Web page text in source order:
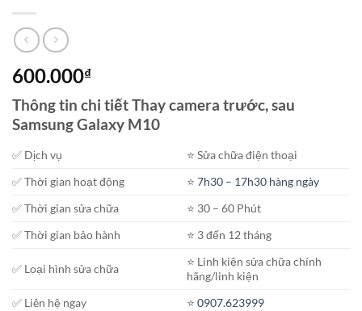
600.000₫
Thông tin chi tiết Thay camera trước, sau
Samsung Galaxy M10
✅ Dịch vụ
⭐️ Sửa chữa điện thoại
✅ Thời gian hoạt động
⭐️7h30 – 17h30 hàng ngày
✅ Thời gian sửa chữa
⭐️ 30 – 60 Phút
✅ Thời gian bảo hành
⭐️ 3 đến 12 tháng
✅ Loại hình sửa chữa
⭐️ Linh kiện sửa chữa chính
hãng/linh kiện
✅ Liên hệ ngay
⭐️0907.623999